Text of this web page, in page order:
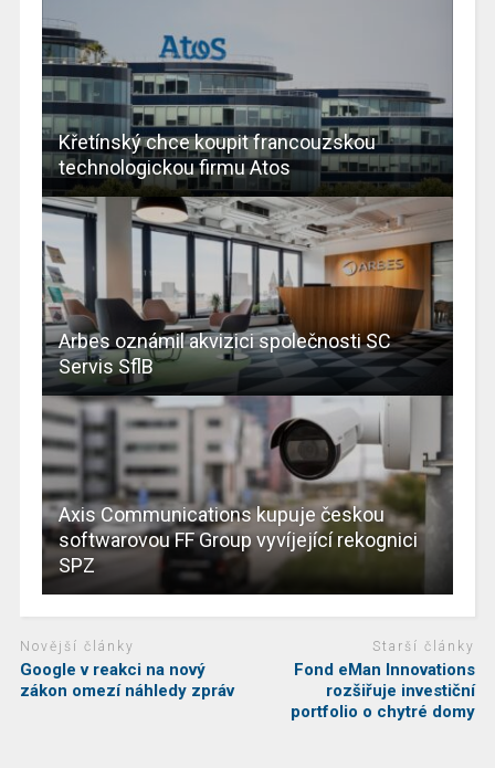
Křetínský chce koupit francouzskou
technologickou firmu Atos
Arbes oznámil akvizici společnosti SC
Servis SflB
Axis Communications kupuje českou
softwarovou FF Group vyvíjející rekognici
SPZ
Novější články
Google v reakci na nový
zákon omezí náhledy zpráv
Starší články
Fond eMan Innovations
rozšiřuje investiční
portfolio o chytré domy